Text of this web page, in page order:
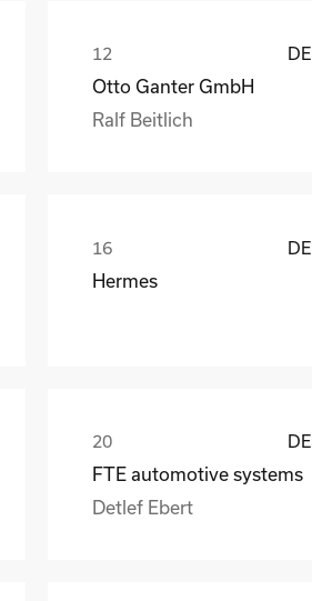
DE
Otto Ganter GmbH
Ralf Beitlich
DE
Hermes
DE
FTE automotive systems
Detlef Ebert